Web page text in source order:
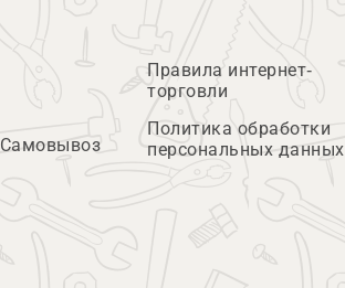
Правила интернет-
торговли
Политика обработки
персональных данных